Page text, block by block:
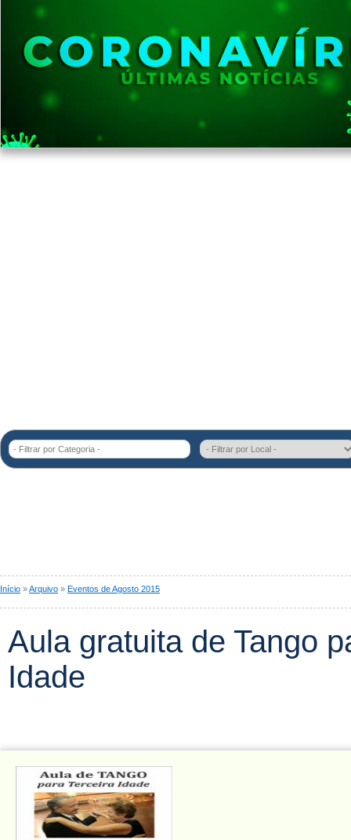
- Filtrar por Categoria -
Início »Arquivo » Eventos de Agosto 2015
Aula gratuita de Tango
Idade